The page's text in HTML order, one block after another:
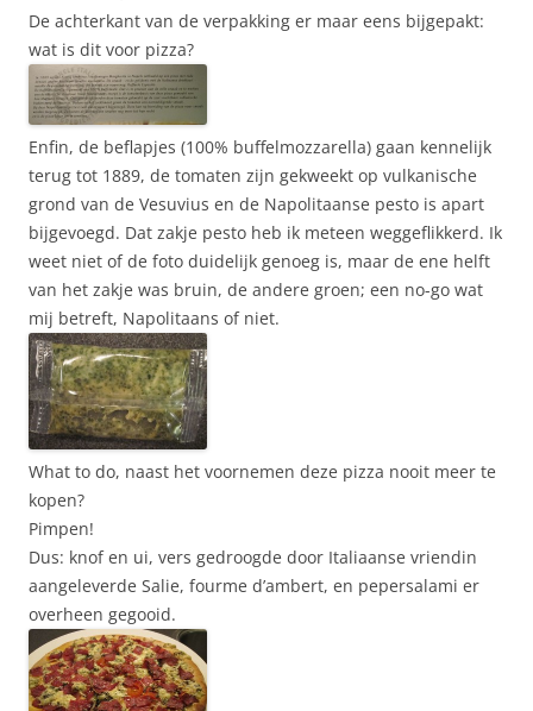
De achterkant van de verpakking er maar eens bijgepakt:
wat is dit voor pizza?
Enfin, de beflapjes (100% buffelmozzarella) gaan kennelijk
terug tot 1889, de tomaten zijn gekweekt op vulkanische
grond van de Vesuvius en de Napolitaanse pesto is apart
bijgevoegd. Dat zakje pesto heb ik meteen weggeflikkerd. Ik
weet niet of de foto duidelijk genoeg is, maar de ene helft
van het zakje was bruin, de andere groen; een no-go wat
mij betreft, Napolitaans of niet.
What to do, naast het voornemen deze pizza nooit meer te
kopen?
Pimpen!
Dus: knof en ui, vers gedroogde door Italiaanse vriendin
aangeleverde Salie, fourme d’ambert, en pepersalami er
overheen gegooid.